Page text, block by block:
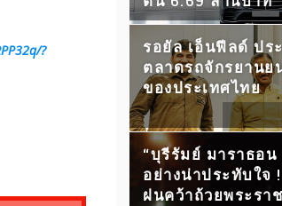
?
รอยัล เอ็นฟีลด์ ปร
ตลาดรถจักรยานย
ของประเทศไทย
“บุรีรัมย์ มาราธอ
อย่างน่าประทับใจ
ฝนคว้าถ้วยพระรา